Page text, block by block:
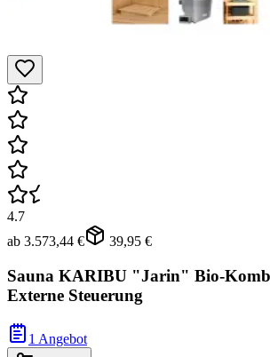
4.7
ab 3.573,44 € 39,95 €
Sauna KARIBU "Jarin" Bio-
Externe Steuerung
1 Angebot